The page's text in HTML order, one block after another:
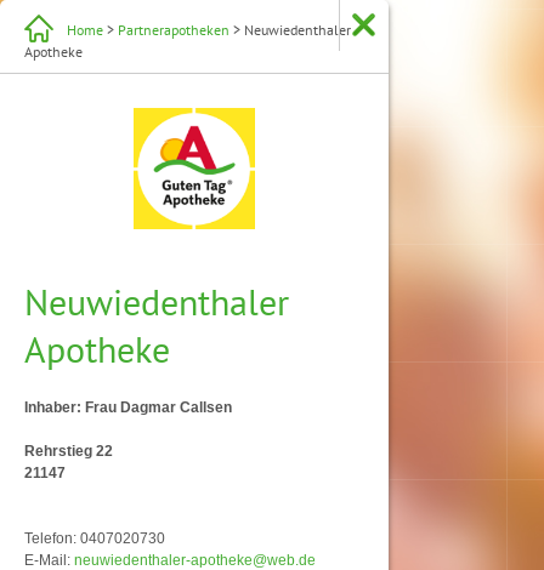
Home > Partnerapotheken > Neuwiedenthaler
Apotheke
Neuwiedenthaler
Apotheke
Inhaber: Frau Dagmar Callsen
Rehrstieg 22
21147
Telefon: 0407020730
E-Mail: neuwiedenthaler-apotheke@web.de